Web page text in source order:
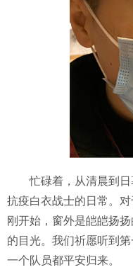
忙碌着，从清晨到
抗疫白衣战士的日常。
刚开始，窗外是皑皑扬
的目光。我们祈愿听到
一个队员都平安归来。